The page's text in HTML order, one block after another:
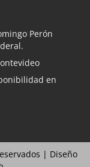
Perón
en
| Diseño